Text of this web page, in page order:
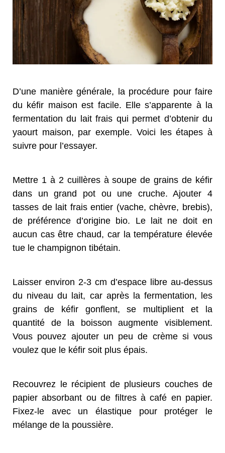
D’une manière générale, la procédure pour faire
du kéfir maison est facile. Elle s’apparente à la
fermentation du lait frais qui permet d’obtenir du
yaourt maison, par exemple. Voici les étapes à
suivre pour l’essayer.
Mettre 1 à 2 cuillères à soupe de grains de kéfir
dans un grand pot ou une cruche. Ajouter 4
tasses de lait frais entier (vache, chèvre, brebis),
de préférence d’origine bio. Le lait ne doit en
aucun cas être chaud, car la température élevée
tue le champignon tibétain.
Laisser environ 2-3 cm d’espace libre au-dessus
du niveau du lait, car après la fermentation, les
grains de kéfir gonflent, se multiplient et la
quantité de la boisson augmente visiblement.
Vous pouvez ajouter un peu de crème si vous
voulez que le kéfir soit plus épais.
Recouvrez le récipient de plusieurs couches de
papier absorbant ou de filtres à café en papier.
Fixez-le avec un élastique pour protéger le
mélange de la poussière.